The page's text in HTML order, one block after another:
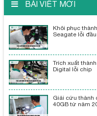
BÀI VIẾT MỚI
Khôi phục
Seagate lỗi
Trích xuất
Digital lỗi chip
Giải cứu thành
40GB từ năm